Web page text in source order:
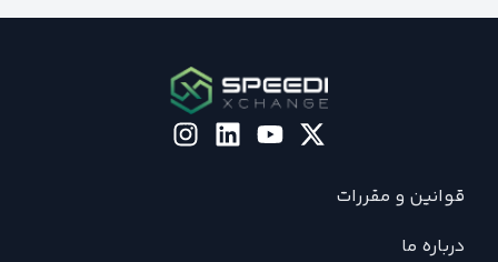
قوانین و مقررات
درباره ما